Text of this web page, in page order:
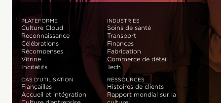
PLATEFORME
Culture Cloud
Reconnaissance
Célébrations
Récompenses
Vitrine
Incitatifs
INDUSTRIES
Soins de santé
Transport
Finances
Fabrication
Commerce de détail
Tech
CAS D’UTILISATION
Fiançailles
Accueil et intégration
RESSOURCES
Histoires de clients
Rapport mondial sur la